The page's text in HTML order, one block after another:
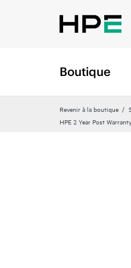
Boutique
Revenir à la boutique
HPE 2 Year Post